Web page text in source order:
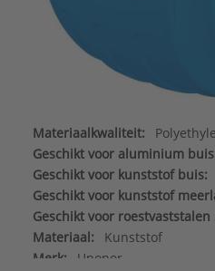
Materiaalkwaliteit:
Geschikt voor aluminium
Geschikt voor kunststof buis:
Geschikt voor kunststof
Geschikt voor roestvaststalen
Materiaal:
Kunststof
Merk:
Uponor